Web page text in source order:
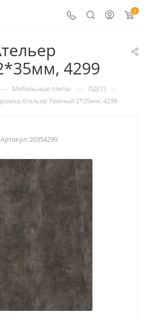
0
4299
— Мебельные плиты — ЛДСП —
Ательер Темный 2*35мм, 4299
Артикул:20354299